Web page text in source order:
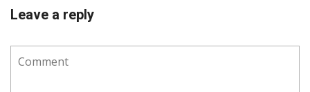
Leave a reply